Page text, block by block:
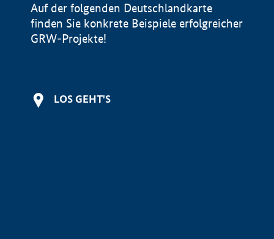
Auf der folgenden Deutschlandkarte
finden Sie konkrete Beispiele erfolgreicher
GRW-Projekte!
LOS GEHT'S